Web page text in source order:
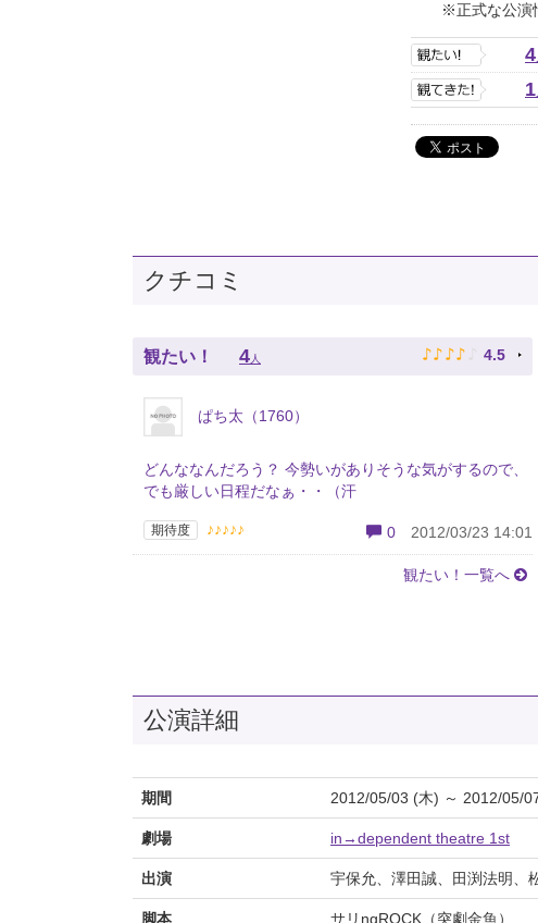
※正式な公演
4
1
クチコミ
観たい！ 4 人 ♪ ♪ ♪ ♪ ♪ 4.5
ぱち太（1760）
どんななんだろう？ 今勢いがありそうな気がするので、
でも厳しい日程だなぁ・・（汗
期待度 ♪♪♪♪♪ 0 2012/03/23 14:01
観たい！一覧へ
公演詳細
期間 2012/05/03 (木) ～ 2012/05/
劇場 in→dependent theatre 1st
出演 宇保允、澤田誠、田渕法明、
脚本 サリngROCK（突劇金魚）